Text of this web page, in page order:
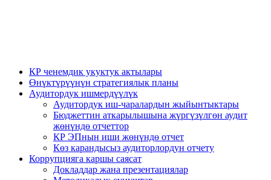
КР ченемдик укуктук актылары
Өнүктүрүүнүн стратегиялык планы
Аудитордук ишмердүүлүк
Аудитордук иш-чаралардын жыйынтыктары
Бюджеттин аткарылышына жүргүзүлгөн аудит
жөнүндө отчеттор
КР ЭПнын иши жөнүндө отчет
Көз карандысыз аудиторлордун отчету
Коррупцияга каршы саясат
Докладдар жана презентациялар